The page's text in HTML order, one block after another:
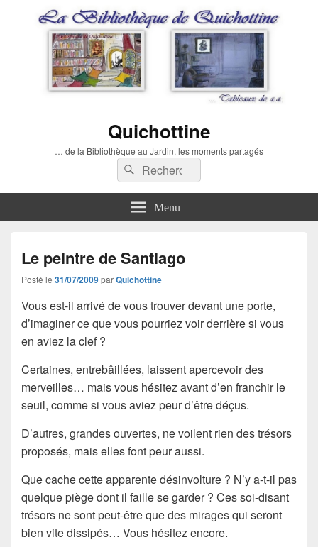
Quichottine
… de la Bibliothèque au Jardin, les moments partagés
Recherche :
Rechercher
Menu
Le peintre de Santiago
Posté le 31/07/2009parQuichottine
Vous est-il arrivé de vous trouver devant une porte,
d’imaginer ce que vous pourriez voir derrière si vous
en aviez la clef ?
Certaines, entrebâillées, laissent apercevoir des
merveilles… mais vous hésitez avant d’en franchir le
seuil, comme si vous aviez peur d’être déçus.
D’autres, grandes ouvertes, ne voilent rien des trésors
proposés, mais elles font peur aussi.
Que cache cette apparente désinvolture ? N’y a-t-il pas
quelque piège dont il faille se garder ? Ces soi-disant
trésors ne sont peut-être que des mirages qui seront
bien vite dissipés… Vous hésitez encore.